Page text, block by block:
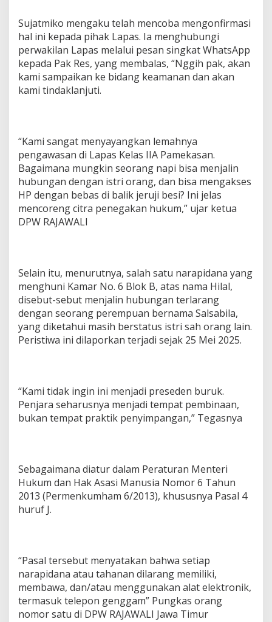
Sujatmiko mengaku telah mencoba mengonfirmasi
hal ini kepada pihak Lapas. Ia menghubungi
perwakilan Lapas melalui pesan singkat WhatsApp
kepada Pak Res, yang membalas, “Nggih pak, akan
kami sampaikan ke bidang keamanan dan akan
kami tindaklanjuti.
“Kami sangat menyayangkan lemahnya
pengawasan di Lapas Kelas IIA Pamekasan.
Bagaimana mungkin seorang napi bisa menjalin
hubungan dengan istri orang, dan bisa mengakses
HP dengan bebas di balik jeruji besi? Ini jelas
mencoreng citra penegakan hukum,” ujar ketua
DPW RAJAWALI
Selain itu, menurutnya, salah satu narapidana yang
menghuni Kamar No. 6 Blok B, atas nama Hilal,
disebut-sebut menjalin hubungan terlarang
dengan seorang perempuan bernama Salsabila,
yang diketahui masih berstatus istri sah orang lain.
Peristiwa ini dilaporkan terjadi sejak 25 Mei 2025.
“Kami tidak ingin ini menjadi preseden buruk.
Penjara seharusnya menjadi tempat pembinaan,
bukan tempat praktik penyimpangan,” Tegasnya
Sebagaimana diatur dalam Peraturan Menteri
Hukum dan Hak Asasi Manusia Nomor 6 Tahun
2013 (Permenkumham 6/2013), khususnya Pasal 4
huruf J.
“Pasal tersebut menyatakan bahwa setiap
narapidana atau tahanan dilarang memiliki,
membawa, dan/atau menggunakan alat elektronik,
termasuk telepon genggam” Pungkas orang
nomor satu di DPW RAJAWALI Jawa Timur